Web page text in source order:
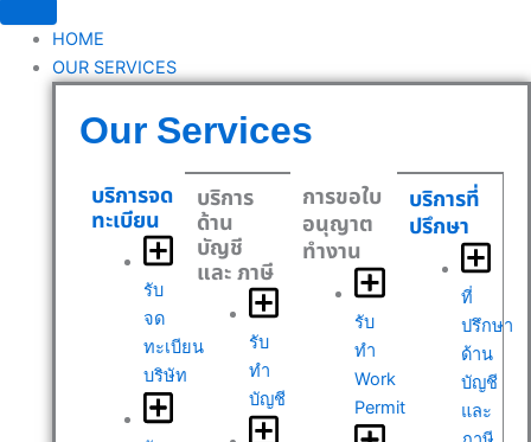
HOME
OUR SERVICES
Our Services
บริการจด
ทะเบียน
รับ
จด
ทะเบียน
บริษัท
บริการ
ด้าน
บัญชี
และ ภาษี
รับ
ทำ
บัญชี
การขอใบ
อนุญาต
ทำงาน
รับ
ทำ
Work
Permit
บริการที่
ปรึกษา
ที่
ปรึกษา
ด้าน
บัญชี
และ